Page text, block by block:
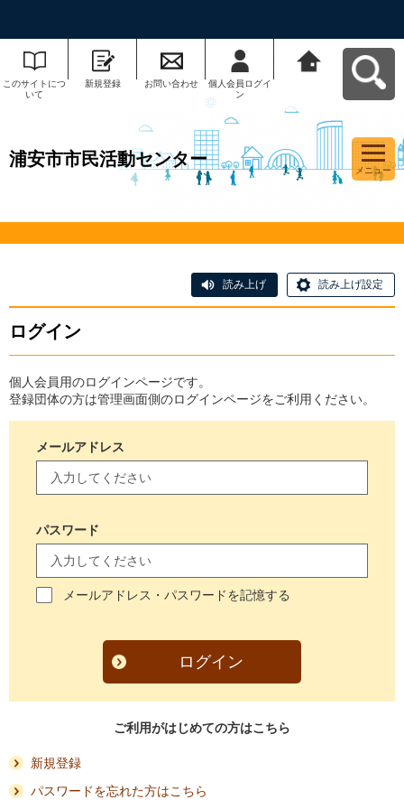
このサイトにつ
いて
新規登録 お問い合わせ
個人会員ログイ
ン
浦安市市民活動センター
メニュー
読み上げ 読み上げ設定
ログイン
個人会員用のログインページです。
登録団体の方は管理画面側のログインページをご利用ください。
メールアドレス
パスワード
メールアドレス・パスワードを記憶する
ログイン
ご利用がはじめての方はこちら
新規登録
パスワードを忘れた方はこちら